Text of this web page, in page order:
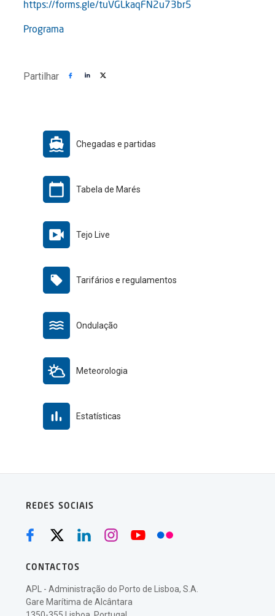
https://forms.gle/tuVGLkaqFN2u73br5
Programa
Partilhar
Chegadas e partidas
Tabela de Marés
Tejo Live
Tarifários e regulamentos
Ondulação
Meteorologia
Estatísticas
REDES SOCIAIS
CONTACTOS
APL - Administração do Porto de Lisboa, S.A.
Gare Marítima de Alcântara